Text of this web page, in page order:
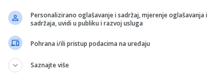
Lažne dojave o bombama
parališu sistem: Svaki KDZ
pregled košta hiljade maraka
Travniku, isti scenario danas. Meta su Opšta bolnica,
Personalizirano oglašavanje i sadržaj, mjerenje oglašavanja i
sadržaja, uvidi u publiku i razvoj usluga
Pohrana i/ili pristup podacima na uređaju
Saznajte više